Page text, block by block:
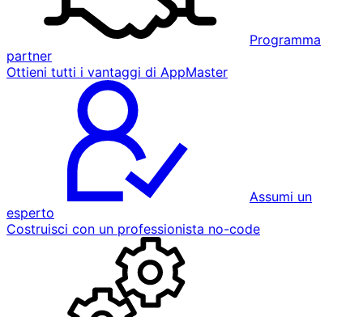
Programma
partner
Ottieni tutti i vantaggi di AppMaster
Assumi un
esperto
Costruisci con un professionista no-code